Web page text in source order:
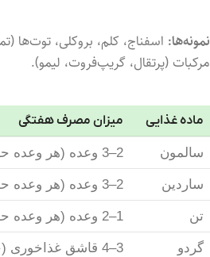
نمونه‌ها: اسفناج، کلم، بروکلی، توت‌ها
مرکبات (پرتقال، گریپ‌فروت، لیمو).
ماده غذایی میزان مصرف هفتگی
سالمون 2–3 وعده (هر وعده حدود 100–150 گرم)
ساردین 2–3 وعده (هر وعده حدود 80–100 گرم)
تن 1–2 وعده (هر وعده حدود 100 گرم)
گردو 3–4 قاشق غذاخوری (حدود 30–40 گرم)